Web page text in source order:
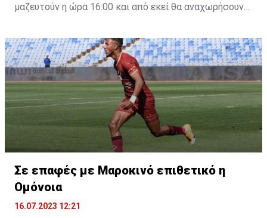
μαζευτούν η ώρα 16:00 και από εκεί θα αναχωρήσουν
της ομάδας.
Σε επαφές με Μαροκινό επιθετικό η
Ομόνοια
16.07.2023 12:21